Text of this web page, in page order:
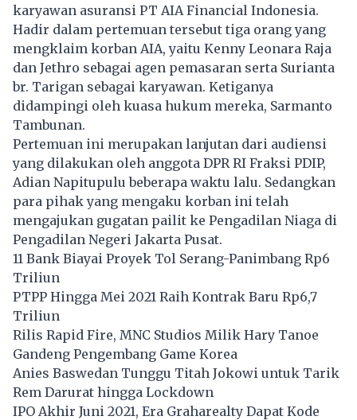
karyawan asuransi PT AIA Financial Indonesia.
Hadir dalam pertemuan tersebut tiga orang yang
mengklaim korban AIA, yaitu Kenny Leonara Raja
dan Jethro sebagai agen pemasaran serta Surianta
br. Tarigan sebagai karyawan. Ketiganya
didampingi oleh kuasa hukum mereka, Sarmanto
Tambunan.
Pertemuan ini merupakan lanjutan dari audiensi
yang dilakukan oleh anggota DPR RI Fraksi PDIP,
Adian Napitupulu beberapa waktu lalu. Sedangkan
para pihak yang mengaku korban ini telah
mengajukan gugatan pailit ke Pengadilan Niaga di
Pengadilan Negeri Jakarta Pusat.
11 Bank Biayai Proyek Tol Serang-Panimbang Rp6
Triliun
PTPP Hingga Mei 2021 Raih Kontrak Baru Rp6,7
Triliun
Rilis Rapid Fire, MNC Studios Milik Hary Tanoe
Gandeng Pengembang Game Korea
Anies Baswedan Tunggu Titah Jokowi untuk Tarik
Rem Darurat hingga Lockdown
IPO Akhir Juni 2021, Era Graharealty Dapat Kode